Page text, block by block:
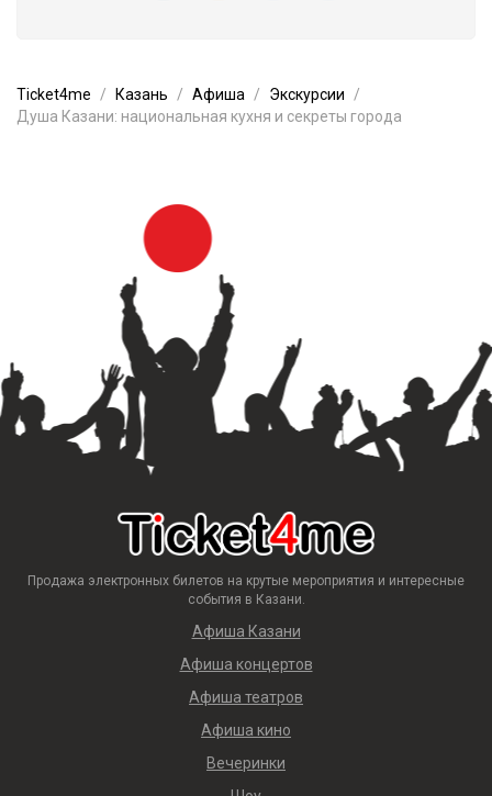
Ticket4me Казань Афиша
Экскурсии
Душа Казани: национальная кухня и секреты города
Продажа электронных билетов на крутые мероприятия и интересные
события в Казани.
Афиша Казани
Афиша концертов
Афиша театров
Афиша кино
Вечеринки